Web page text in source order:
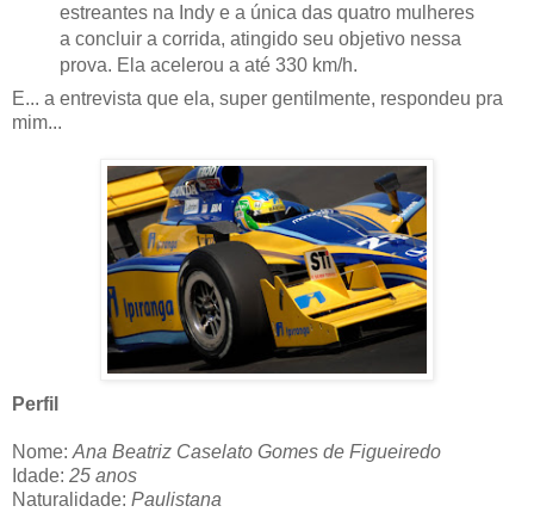
estreantes na Indy e a única das quatro mulheres
a concluir a corrida, atingido seu objetivo nessa
prova. Ela acelerou a até 330 km/h.
E... a entrevista que ela, super gentilmente, respondeu pra
mim...
Perfil
Nome:Ana Beatriz Caselato Gomes de Figueiredo
Idade: 25 anos
Naturalidade: Paulistana